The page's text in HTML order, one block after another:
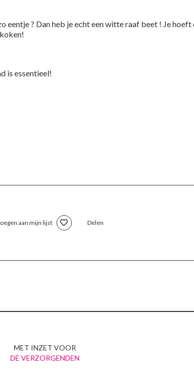
? Dan heb je echt een witte raaf beet ! Je
is essentieel!
aan mijn lijst Delen
MET INZET VOOR
DE VERZORGENDEN